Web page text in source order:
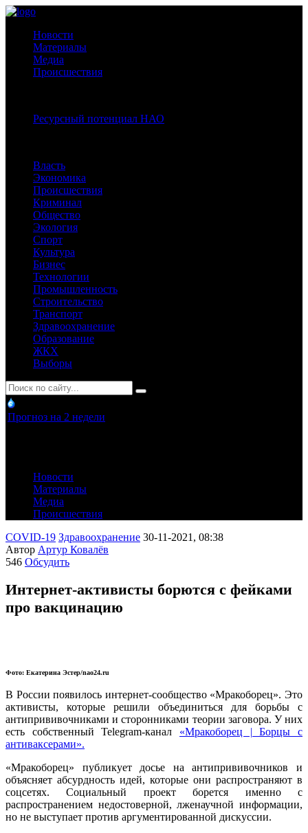
Новости
Материалы
Медиа
Происшествия
Ресурсный потенциал НАО
Власть
Экономика
Происшествия
Криминал
Общество
Экология
Спорт
Культура
Бизнес
Технологии
Промышленность
Строительство
Транспорт
Здравоохранение
Образование
ЖКХ
Выборы
Прогноз на 2 недели
Новости
Материалы
Медиа
Происшествия
COVID-19 Здравоохранение 30-11-2021, 08:38
Автор Артур Ковалёв
546 Обсудить
Интернет-активисты борются с фейками
про вакцинацию
Фото: Екатерина Эстер/nao24.ru
В России появилось интернет-сообщество «Мракоборец». Это
активисты, которые решили объединиться для борьбы с
антипрививочниками и сторонниками теории заговора. У них
есть собственный Telegram-канал «Мракоборец | Борцы с
антиваксерами».
«Мракоборец» публикует досье на антипрививочников и
объясняет абсурдность идей, которые они распространяют в
соцсетях. Социальный проект борется именно с
распространением недостоверной, лженаучной информации,
но не выступает против аргументированной дискуссии.